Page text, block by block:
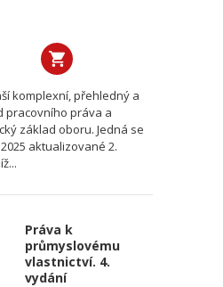
komplexní, přehledný a
pracovního práva a
základ oboru. Jedná se
aktualizované 2.
Práva k
průmyslovému
vlastnictví. 4.
vydání